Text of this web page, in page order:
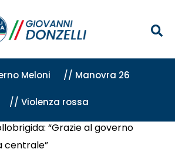
Meloni // Manovra 26
// Violenza rossa
“Grazie al governo
centrale”